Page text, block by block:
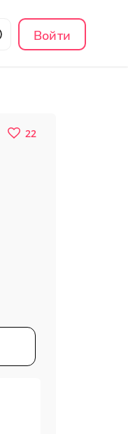
Войти
22